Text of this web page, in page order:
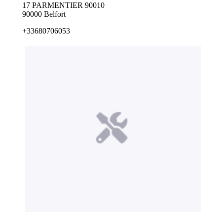
17 PARMENTIER 90010
90000 Belfort
+33680706053